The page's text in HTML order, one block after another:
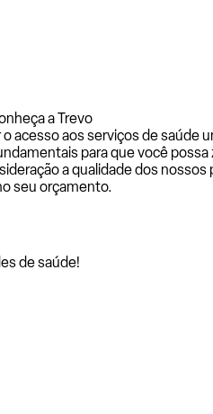
a Trevo
acesso aos serviços de
para que você
a qualidade dos
seu orçamento.
de saúde!